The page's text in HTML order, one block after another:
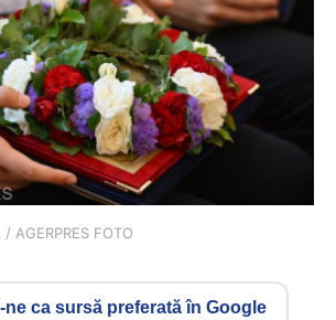
AGERPRES FOTO
ne ca sursă preferată în Google